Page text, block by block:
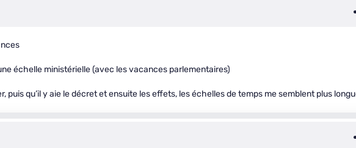
échelle ministérielle (avec les vacances parlementaires)
puis qu’il y aie le décret et ensuite les effets, les échelles de temps me semblent plus